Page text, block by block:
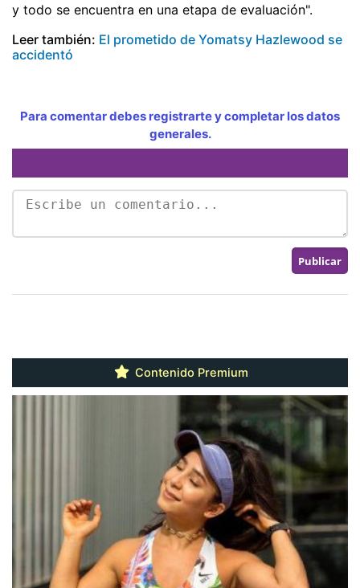
y todo se encuentra en una etapa de evaluación".
Leer también: El prometido de Yomatsy Hazlewood se
accidentó
Para comentar debes registrarte y completar los datos
generales.
Contenido Premium